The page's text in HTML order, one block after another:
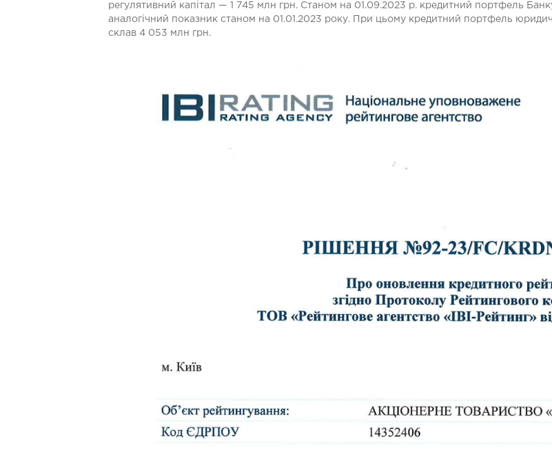
регулятивний капітал — 1 745 млн грн. Станом на 01.09.2023 р. кредитний портфель
аналогічний показник станом на 01.01.2023 року. При цьому кредитний портфель
склав 4 053 млн грн.